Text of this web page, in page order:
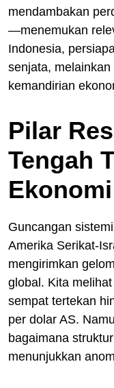
mendambakan
—menemukan
Indonesia,
senjata,
kemandirian
Pilar
Tengah
Ekonomi
Guncangan
Amerika Serikat-
mengirimkan
global. Kita
sempat tertekan
per dolar AS.
bagaimana
menunjukkan